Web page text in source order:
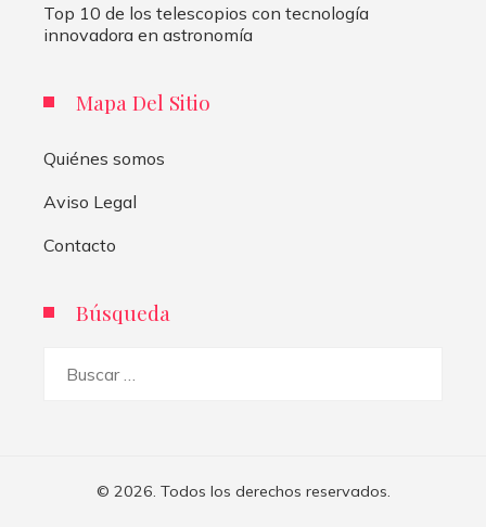
Top 10 de los telescopios con tecnología
innovadora en astronomía
Mapa Del Sitio
Quiénes somos
Aviso Legal
Contacto
Búsqueda
© 2026. Todos los derechos reservados.